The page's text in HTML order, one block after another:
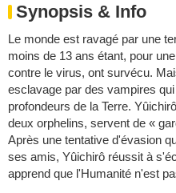
Synopsis & Info
Le monde est ravagé par une
moins de 13 ans étant, pour
contre le virus, ont survécu.
esclavage par des vampires
profondeurs de la Terre.
deux orphelins, servent de «
Après une tentative d'évasion
ses amis, Yûichirô réussit à
apprend que l'Humanité n'est